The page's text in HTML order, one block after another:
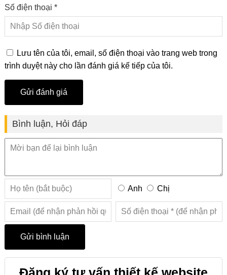
Số điện thoại *
Lưu tên của tôi, email, số điện thoại vào trang web trong
trình duyệt này cho lần đánh giá kế tiếp của tôi.
Bình luận, Hỏi đáp
Anh Chị